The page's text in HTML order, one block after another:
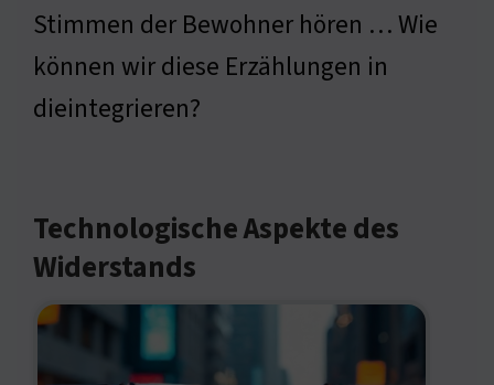
Stimmen der Bewohner hören … Wie
können wir diese Erzählungen in
dieintegrieren?
Technologische Aspekte des
Widerstands